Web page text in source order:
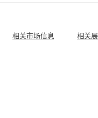
相关市场信息 相关